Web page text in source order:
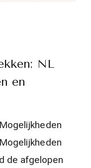
NL
en
de afgelopen